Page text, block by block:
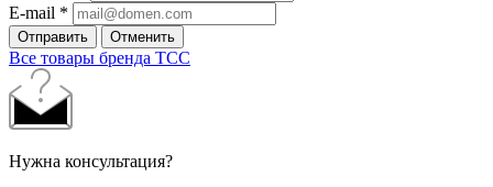
E-mail *
Отправить Отменить
Все товары бренда ТСС
Нужна консультация?